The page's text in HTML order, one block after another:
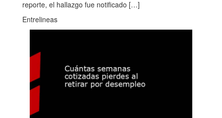
reporte, el hallazgo fue notificado […]
Entrelineas